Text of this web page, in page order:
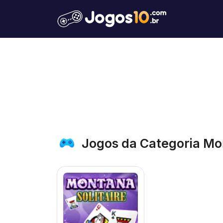
Jogos da Categoria